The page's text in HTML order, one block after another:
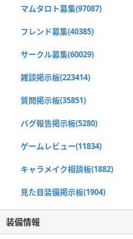
マムタロト募集(97087)
フレンド募集(40385)
サークル募集(60029)
雑談掲示板(223414)
質問掲示板(35851)
バグ報告掲示板(5280)
ゲームレビュー(11834)
キャラメイク相談板(1882)
見た目装備掲示板(1904)
装備情報